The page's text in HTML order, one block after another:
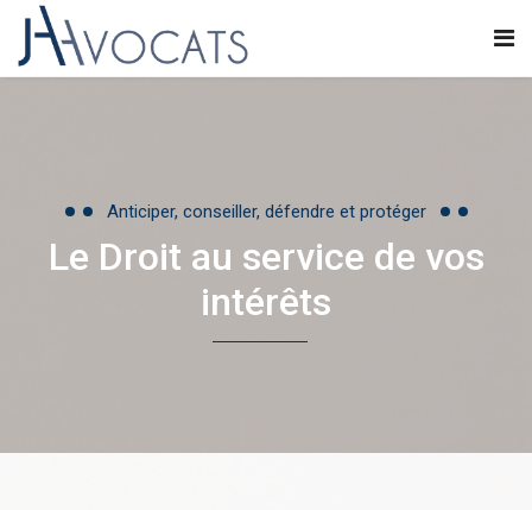
Anticiper, conseiller, défendre et protéger
Le Droit au service de vos
intérêts